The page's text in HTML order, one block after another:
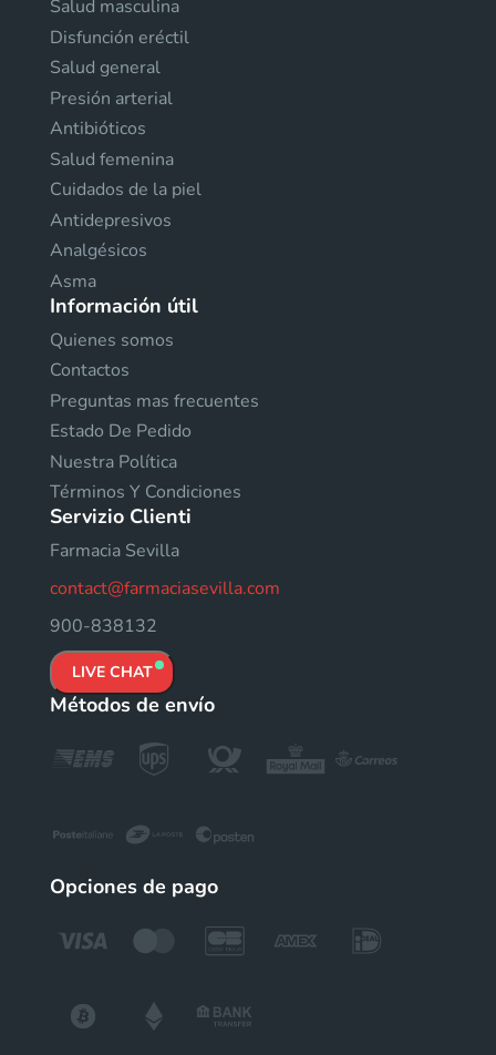
Salud masculina
Disfunción eréctil
Salud general
Presión arterial
Antibióticos
Salud femenina
Cuidados de la piel
Antidepresivos
Analgésicos
Asma
Información útil
Quienes somos
Contactos
Preguntas mas frecuentes
Estado De Pedido
Nuestra Política
Términos Y Condiciones
Servizio Clienti
Farmacia Sevilla
contact@farmaciasevilla.com
900-838132
LIVE CHAT
Métodos de envío
Opciones de pago